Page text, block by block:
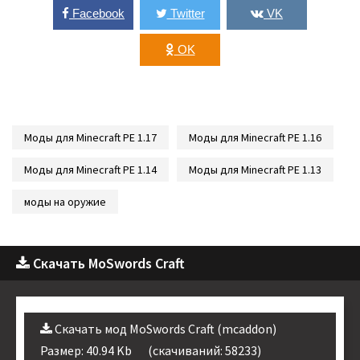
Facebook Twitter VK
OK
Моды для Minecraft PE 1.17 Моды для Minecraft PE 1.16
Моды для Minecraft PE 1.14 Моды для Minecraft PE 1.13
моды на оружие
Скачать MoSwords Craft
Скачать мод MoSwords Craft (mcaddon)
Размер: 40.94 Kb
(cкачиваний: 58233)